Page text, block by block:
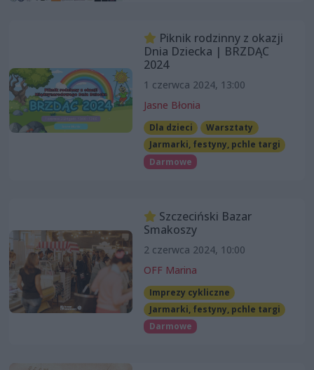
Piknik rodzinny z okazji
Dnia Dziecka | BRZDĄC
2024
1 czerwca 2024, 13:00
Jasne Błonia
Dla dzieci
Warsztaty
Jarmarki, festyny, pchle targi
Darmowe
Szczeciński Bazar
Smakoszy
2 czerwca 2024, 10:00
OFF Marina
Imprezy cykliczne
Jarmarki, festyny, pchle targi
Darmowe